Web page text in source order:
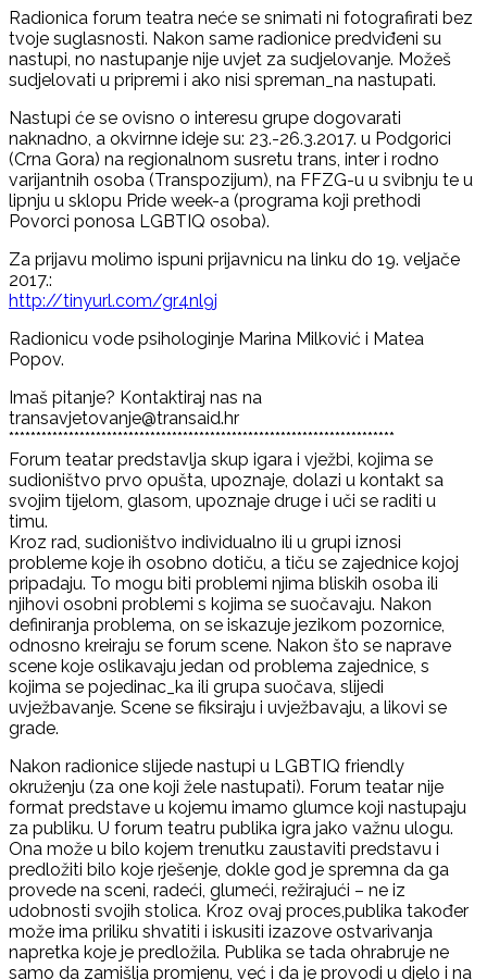
Radionica forum teatra neće se snimati ni fotografirati bez
tvoje suglasnosti. Nakon same radionice predviđeni su
nastupi, no nastupanje nije uvjet za sudjelovanje. Možeš
sudjelovati u pripremi i ako nisi spreman_na nastupati.
Nastupi će se ovisno o interesu grupe dogovarati
naknadno, a okvirnne ideje su: 23.-26.3.2017. u Podgorici
(Crna Gora) na regionalnom susretu trans, inter i rodno
varijantnih osoba (Transpozijum), na FFZG-u u svibnju te u
lipnju u sklopu Pride week-a (programa koji prethodi
Povorci ponosa LGBTIQ osoba).
Za prijavu molimo ispuni prijavnicu na linku do 19. veljače
2017.:
http://tinyurl.com/gr4nl9j
Radionicu vode psihologinje Marina Milković i Matea
Popov.
Imaš pitanje? Kontaktiraj nas na
transavjetovanje@transaid.hr
***********************************************************************
Forum teatar predstavlja skup igara i vježbi, kojima se
sudioništvo prvo opušta, upoznaje, dolazi u kontakt sa
svojim tijelom, glasom, upoznaje druge i uči se raditi u
timu.
Kroz rad, sudioništvo individualno ili u grupi iznosi
probleme koje ih osobno dotiču, a tiču se zajednice kojoj
pripadaju. To mogu biti problemi njima bliskih osoba ili
njihovi osobni problemi s kojima se suočavaju. Nakon
definiranja problema, on se iskazuje jezikom pozornice,
odnosno kreiraju se forum scene. Nakon što se naprave
scene koje oslikavaju jedan od problema zajednice, s
kojima se pojedinac_ka ili grupa suočava, slijedi
uvježbavanje. Scene se fiksiraju i uvježbavaju, a likovi se
grade.
Nakon radionice slijede nastupi u LGBTIQ friendly
okruženju (za one koji žele nastupati). Forum teatar nije
format predstave u kojemu imamo glumce koji nastupaju
za publiku. U forum teatru publika igra jako važnu ulogu.
Ona može u bilo kojem trenutku zaustaviti predstavu i
predložiti bilo koje rješenje, dokle god je spremna da ga
provede na sceni, radeći, glumeći, režirajući – ne iz
udobnosti svojih stolica. Kroz ovaj proces,publika također
može ima priliku shvatiti i iskusiti izazove ostvarivanja
napretka koje je predložila. Publika se tada ohrabruje ne
samo da zamišlja promjenu, već i da je provodi u djelo i na